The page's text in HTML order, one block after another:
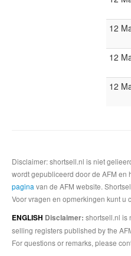
12
12
12
Disclaimer: shortsell.nl is niet
wordt gepubliceerd door de AFM
pagina van de AFM website.
Voor vragen en opmerkingen kunt u
ENGLISH Disclaimer: shortsell.nl is
selling registers published by the
For questions or remarks, please